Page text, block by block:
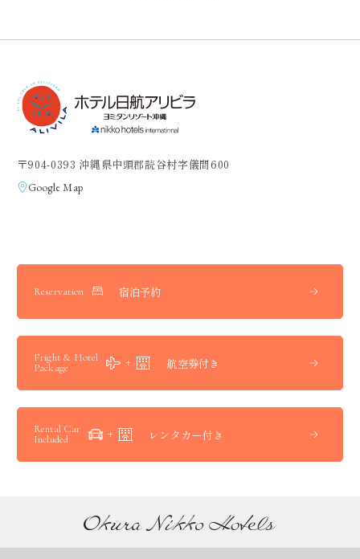
〒904-0393 沖縄県中頭郡読谷村字儀間600
Google Map
Reservation 宿泊予約
Fright & Hotel
Package
航空券付き
Rental Car
Included
レンタカー付き